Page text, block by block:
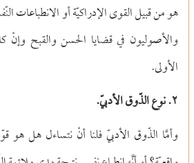
هو من قبيل القوى الإدراكيّة أو الانطباعات
والأصوليون في قضايا الحسن والقبح وإنْ
الأولى.
٢. نوع الذّوق الأدبيّ.
وأمَّا الذّوق الأدبيّ فلنا أنْ نتساءل هل هو